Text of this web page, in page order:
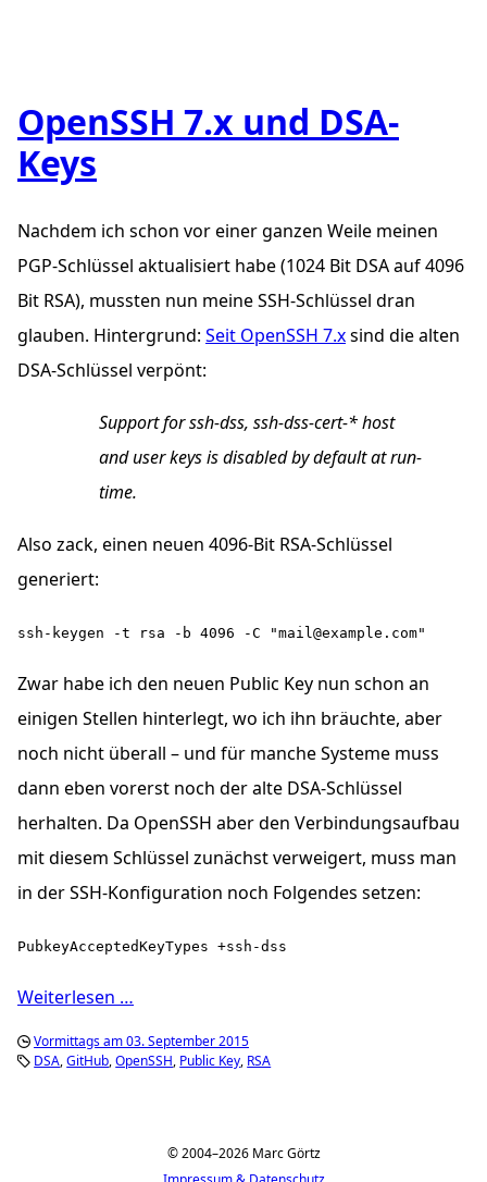
OpenSSH 7.x und DSA-
Keys
Nachdem ich schon vor einer ganzen Weile meinen
PGP-Schlüssel aktualisiert habe (1024 Bit DSAauf 4096
Bit RSA), mussten nun meineSSH-Schlüssel dran
glauben. Hintergrund: Seit OpenSSH 7.xsind die alten
DSA-Schlüssel verpönt:
Support for ssh-dss, ssh-dss-cert-* host
and user keys is disabled by default at run-
time.
Also zack, einen neuen 4096-Bit RSA-Schlüssel
generiert:
ssh-keygen -t rsa -b 4096 -C "mail@example.com"
Zwar habe ich den neuen Public Key nun schon an
einigen Stellen hinterlegt, wo ich ihn bräuchte, aber
noch nicht überall – und für manche Systeme muss
dann eben vorerst noch der alte DSA-Schlüssel
herhalten. Da OpenSSH aber den Verbindungsaufbau
mit diesem Schlüssel zunächst verweigert, muss man
in derSSH-Konfiguration noch Folgendes setzen:
PubkeyAcceptedKeyTypes +ssh-dss
Weiterlesen …
Vormittags am 03. September 2015
DSA GitHub OpenSSH Public Key RSA
© 2004–2026 Marc Görtz